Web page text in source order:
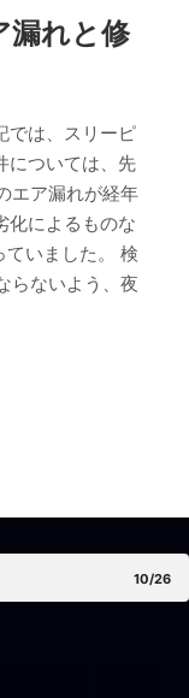
漏れと修
では、スリーピ
については、先
エア漏れが経年
化によるものな
いました。 検
らないよう、夜
10/26